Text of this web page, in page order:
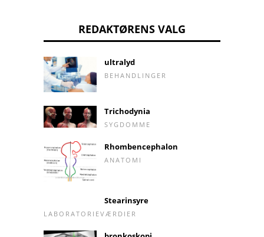
REDAKTØRENS VALG
ultralyd
BEHANDLINGER
Trichodynia
SYGDOMME
Rhombencephalon
ANATOMI
Stearinsyre
LABORATORIEVÆRDIER